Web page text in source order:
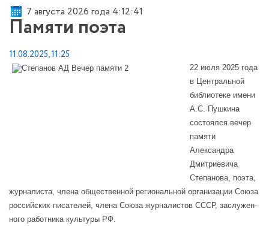
7 августа 2026 года 4:12:41
Памяти поэта
11.08.2025, 11:25
22 июля 2025 года
в Центральной
библиотеке имени
А.С. Пушкина
состоялся вечер
памяти
Александра
Дмитриевича
Степанова, поэта,
журналиста, члена общественной региональной организации Союза
российских писателей, члена Союза журналистов СССР, заслужен-
ного работника культуры РФ.